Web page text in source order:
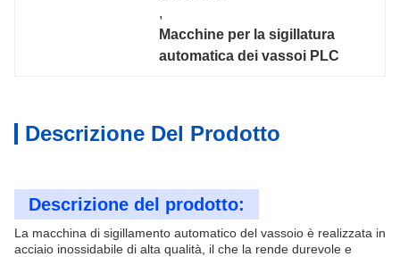
,
Macchine per la sigillatura
automatica dei vassoi PLC
Descrizione Del Prodotto
Descrizione del prodotto:
La macchina di sigillamento automatico del vassoio è realizzata in
acciaio inossidabile di alta qualità, il che la rende durevole e